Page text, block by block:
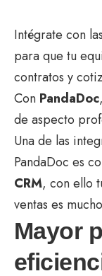
Intégrate con
para que tu
contratos y
Con PandaDoc
de aspecto
Una de las
PandaDoc es
CRM, con ello
ventas es
Mayor